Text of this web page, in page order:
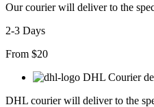
Our courier will deliver to the
2-3 Days
From $20
DHL Courier
DHL courier will deliver to the